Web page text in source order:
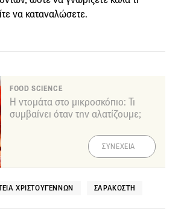
να καταναλώσετε.
FOOD SCIENCE
Η ντομάτα στο μικροσκόπιο: Τι
συμβαίνει όταν την αλατίζουμε;
ΣΥΝΕΧΕΙΑ
ΧΡΙΣΤΟΥΓΈΝΝΩΝ ΣΑΡΑΚΟΣΤΉ